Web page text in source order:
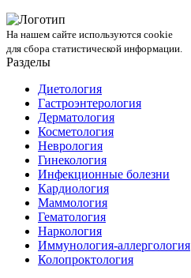
На нашем сайте используются cookie
для сбора статистической информации.
Разделы
Диетология
Гастроэнтерология
Дерматология
Косметология
Неврология
Гинекология
Инфекционные болезни
Кардиология
Маммология
Гематология
Наркология
Иммунология-аллергология
Колопроктология